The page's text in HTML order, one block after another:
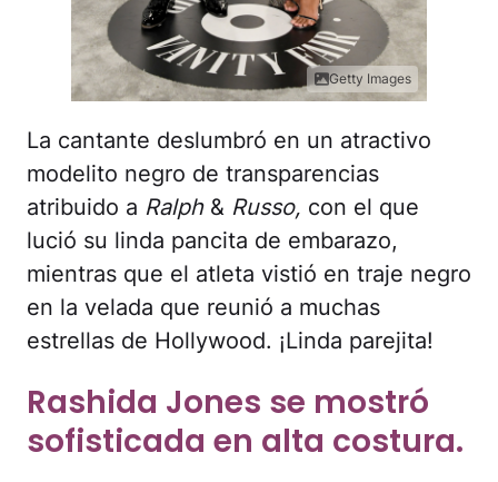
La cantante deslumbró en un atractivo
modelito negro de transparencias
lució su linda pancita de embarazo,
mientras que el atleta vistió en traje negro
en la velada que reunió a muchas
estrellas de Hollywood. ¡Linda parejita!
Rashida Jones se mostró
sofisticada en alta costura.